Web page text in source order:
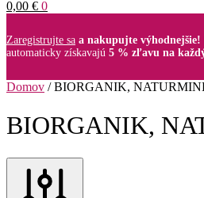
0,00 € 0
Zaregistrujte sa a nakupujte výhodnejšie!
automaticky získavajú 5 % zľavu na
Domov /BIORGANIK,
BIORGANIK,